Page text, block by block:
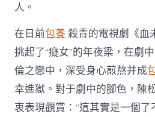
人。
在日前包養 殺青的電視劇《血
挑起了“癡女”的年夜梁，在劇
倫之戀中，深受身心煎熬并成
幸進獄。對于劇中的腳色，陳
衷表現觀賞：“這其實是一個